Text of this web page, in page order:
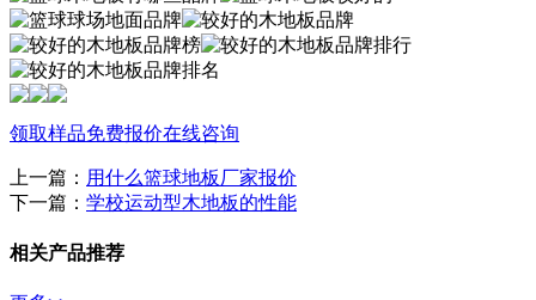
领取样品免费报价在线咨询
上一篇： 用什么篮球地板厂家报价
下一篇： 学校运动型木地板的性能
相关产品推荐